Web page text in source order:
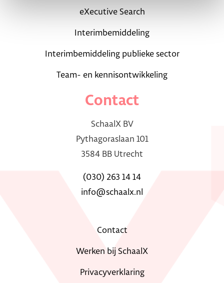
eXecutive Search
Interimbemiddeling
Interimbemiddeling publieke sector
Team- en kennisontwikkeling
Contact
SchaalX BV
Pythagoraslaan 101
3584 BB Utrecht
(030) 263 14 14
info@schaalx.nl
Contact
Werken bij SchaalX
Privacyverklaring